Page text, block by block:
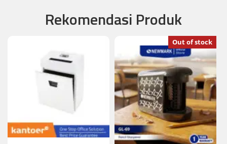
Rekomendasi Produk
Out of stock